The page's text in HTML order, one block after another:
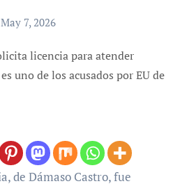
May 7, 2026